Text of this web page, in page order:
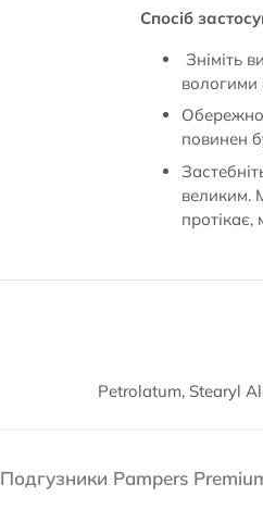
Спосіб
Зніміть
вологими
Обережно
повинен
великим.
Petrolatum, Stearyl
Подгузники Pampers